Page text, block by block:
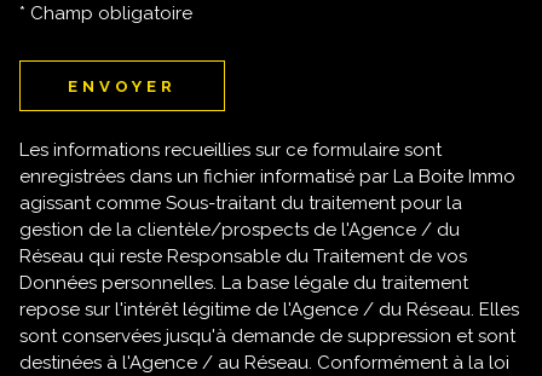
* Champ obligatoire
ENVOYER
Les informations recueillies sur ce formulaire sont
enregistrées dans un fichier informatisé par La Boite Immo
agissant comme Sous-traitant du traitement pour la
gestion de la clientèle/prospects de l'Agence / du
Réseau qui reste Responsable du Traitement de vos
Données personnelles. La base légale du traitement
repose sur l'intérêt légitime de l'Agence / du Réseau. Elles
sont conservées jusqu'à demande de suppression et sont
destinées à l'Agence / au Réseau. Conformément à la loi